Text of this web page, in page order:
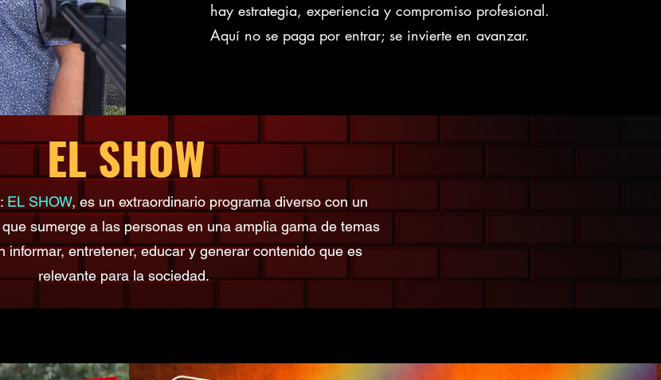
hay estrategia, experiencia y compromiso profesional.
Aquí no se paga por entrar; se invierte en avanzar.
EL SHOW
EL SHOW, es un extraordinario programa diverso con un
sumerge a las personas en una amplia gama de temas
informar, entretener, educar y generar contenido que es
relevante para la sociedad.